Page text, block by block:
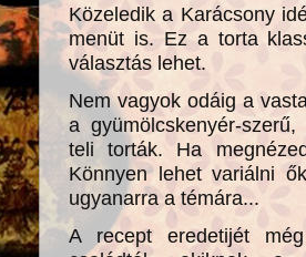
Közeledik a Karácsony
menüt is. Ez a torta
választás lehet.
Nem vagyok odáig a
a gyümölcskenyér-
teli torták. Ha
Könnyen lehet variálni
ugyanarra a témára...
A recept eredetijét